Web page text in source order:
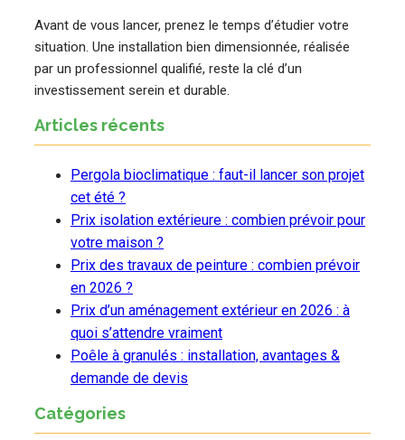
Avant de vous lancer, prenez le temps d’étudier votre
situation. Une installation bien dimensionnée, réalisée
par un professionnel qualifié, reste la clé d’un
investissement serein et durable.
Articles récents
Pergola bioclimatique : faut-il lancer son projet
cet été ?
Prix isolation extérieure : combien prévoir pour
votre maison ?
Prix des travaux de peinture : combien prévoir
en 2026 ?
Prix d’un aménagement extérieur en 2026 : à
quoi s’attendre vraiment
Poêle à granulés : installation, avantages &
demande de devis
Catégories